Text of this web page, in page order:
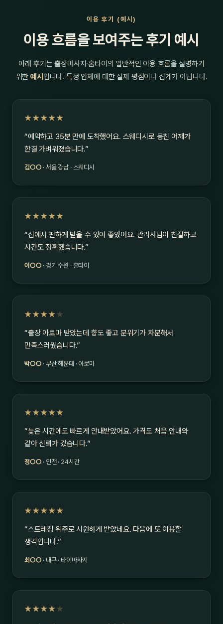
이용 후기 (예시)
이용 흐름을 보여주는 후기 예시
아래 후기는 출장마사지·홈타이의 일반적인 이용 흐름을 설명하기
위한예시 입니다. 특정 업체에 대한 실제 평점이나 집계가 아닙니다.
★★★★★
“예약하고 35분 만에 도착했어요. 스웨디시로 뭉친 어깨가
한결 가벼워졌습니다.”
김○○ · 서울 강남 · 스웨디시
★★★★★
“집에서 편하게 받을 수 있어 좋았어요. 관리사님이 친절하고
시간도 정확했습니다.”
이○○ · 경기 수원 · 홈타이
★★★★ ★
“출장 아로마 받았는데 향도 좋고 분위기가 차분해서
만족스러웠습니다.”
박○○ · 부산 해운대 · 아로마
★★★★★
“늦은 시간에도 빠르게 안내받았어요. 가격도 처음 안내와
같아 신뢰가 갔습니다.”
정○○ · 인천 · 24시간
★★★★★
“스트레칭 위주로 시원하게 받았네요. 다음에 또 이용할
생각입니다.”
최○○ · 대구 · 타이마사지
★★★★ ★